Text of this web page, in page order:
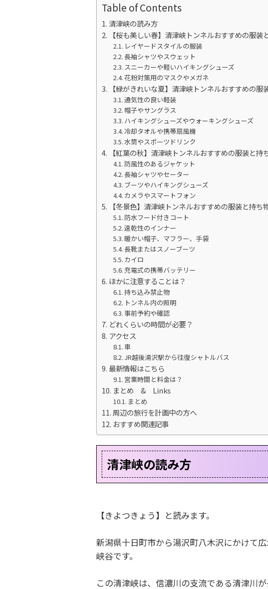
Table of Contents
清津峡の読み方
【桜も美しい春】清津峡トンネルおすすめの服装
レイヤードスタイルの服装
長袖シャツやスウェット
スニーカーや軽いハイキングシューズ
花粉対策用のマスクやメガネ
【緑がきれいな夏】清津峡トンネルおすすめの服
通気性の良い軽装
帽子やサングラス
ハイキングシューズやウォーキングシューズ
冷却タオルや携帯扇風機
水筒やスポーツドリンク
【紅葉の秋】清津峡トンネルおすすめの服装と持
防風性のあるジャケット
長袖シャツやセーター
ブーツやハイキングシューズ
カメラやスマートフォン
【冬景色】清津峡トンネルおすすめの服装と持ち
防水フード付きコート
速乾性のインナー
暖かい帽子、マフラー、手袋
長靴またはスノーブーツ
カイロ
充電式の携帯バッテリー
ほかに注意することは？
持ち込み禁止物
トンネル内の照明
事前予約や確認
どれくらいの時間が必要？
アクセス
車
JR越後湯沢駅から往復シャトルバス
最新情報はこちら
営業時間と料金は？
まとめ & Links
まとめ
周辺の旅行を計画中の方へ
おすすめ関連記事
清津峡の読み方
【きよつきょう】と読みます。
新潟県十日町市から湯沢町八木沢にかけて
峡谷です。
この清津峡は、信濃川の支流である清津川